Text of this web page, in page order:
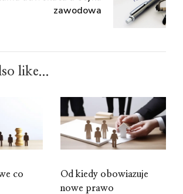
zawodowa
like...
co
Od kiedy obowiazuje
nowe prawo